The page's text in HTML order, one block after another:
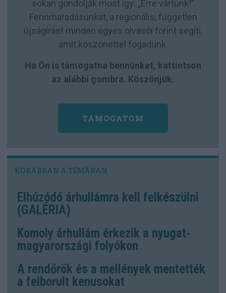
sokan gondolják most így: „Erre vártunk!”
Fennmaradásunkat, a regionális, független
újságírást minden egyes olvasói forint segíti,
amit köszönettel fogadunk.
Ha Ön is támogatna bennünket, kattintson
az alábbi gombra. Köszönjük.
TÁMOGATOM
Elhúzódó árhullámra kell felkészülni
(GALÉRIA)
Komoly árhullám érkezik a nyugat-
magyarországi folyókon
A rendőrök és a mellények mentették
a felborult kenusokat